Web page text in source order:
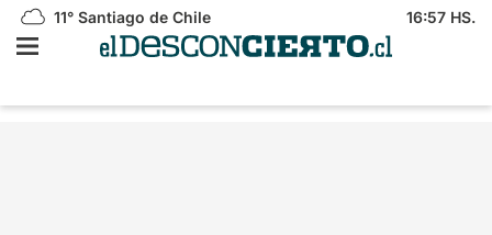
11° Santiago de Chile 16:57 HS.